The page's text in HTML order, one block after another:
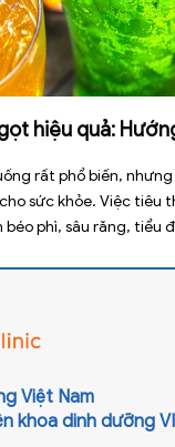
hiệu quả:
rất phổ biến,
sức khỏe. Việc tiêu
phì, sâu răng, tiểu
Việt Nam
khoa dinh dưỡng